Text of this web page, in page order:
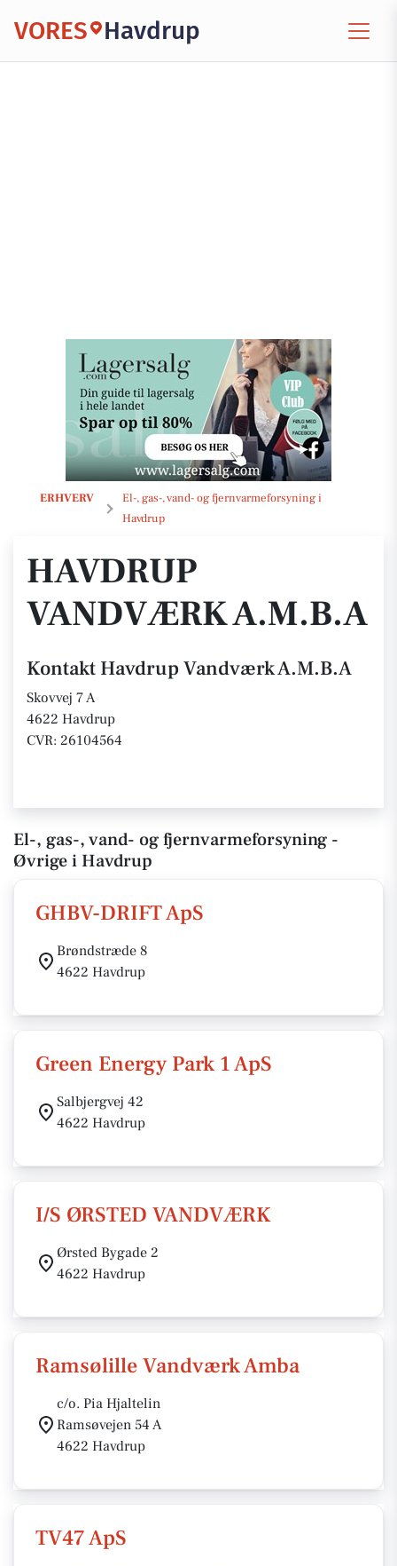
VORES Havdrup
ERHVERV
El-, gas-, vand- og fjernvarmeforsyning i
Havdrup
Havdrup Vandværk A.M.B.A
HAVDRUP
VANDVÆRK A.M.B.A
Kontakt Havdrup Vandværk A.M.B.A
Skovvej 7 A
4622 Havdrup
CVR: 26104564
El-, gas-, vand- og fjernvarmeforsyning -
Øvrige i Havdrup
GHBV-DRIFT ApS
Brøndstræde 8
4622 Havdrup
Green Energy Park 1 ApS
Salbjergvej 42
4622 Havdrup
I/S ØRSTED VANDVÆRK
Ørsted Bygade 2
4622 Havdrup
Ramsølille Vandværk Amba
c/o. Pia Hjaltelin
Ramsøvejen 54 A
4622 Havdrup
TV47 ApS